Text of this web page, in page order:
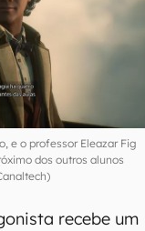
e o professor Eleazar Fig
dos outros alunos
recebe um